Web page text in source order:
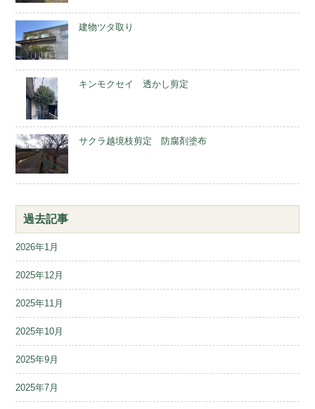
建物ツタ取り
キンモクセイ 透かし剪定
サクラ越境枝剪定 防腐剤塗布
過去記事
2026年1月
2025年12月
2025年11月
2025年10月
2025年9月
2025年7月